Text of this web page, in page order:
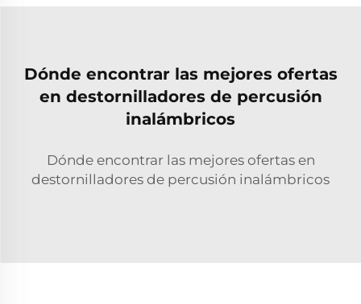
Dónde encontrar las mejores ofertas
en destornilladores de percusión
inalámbricos
Dónde encontrar las mejores ofertas en
destornilladores de percusión inalámbricos